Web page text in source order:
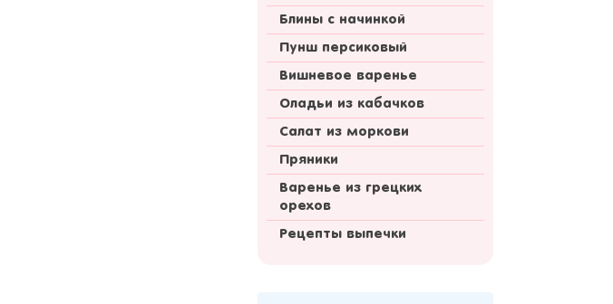
Блины с начинкой
Пунш персиковый
Вишневое варенье
Оладьи из кабачков
Салат из моркови
Пряники
Варенье из грецких
орехов
Рецепты выпечки